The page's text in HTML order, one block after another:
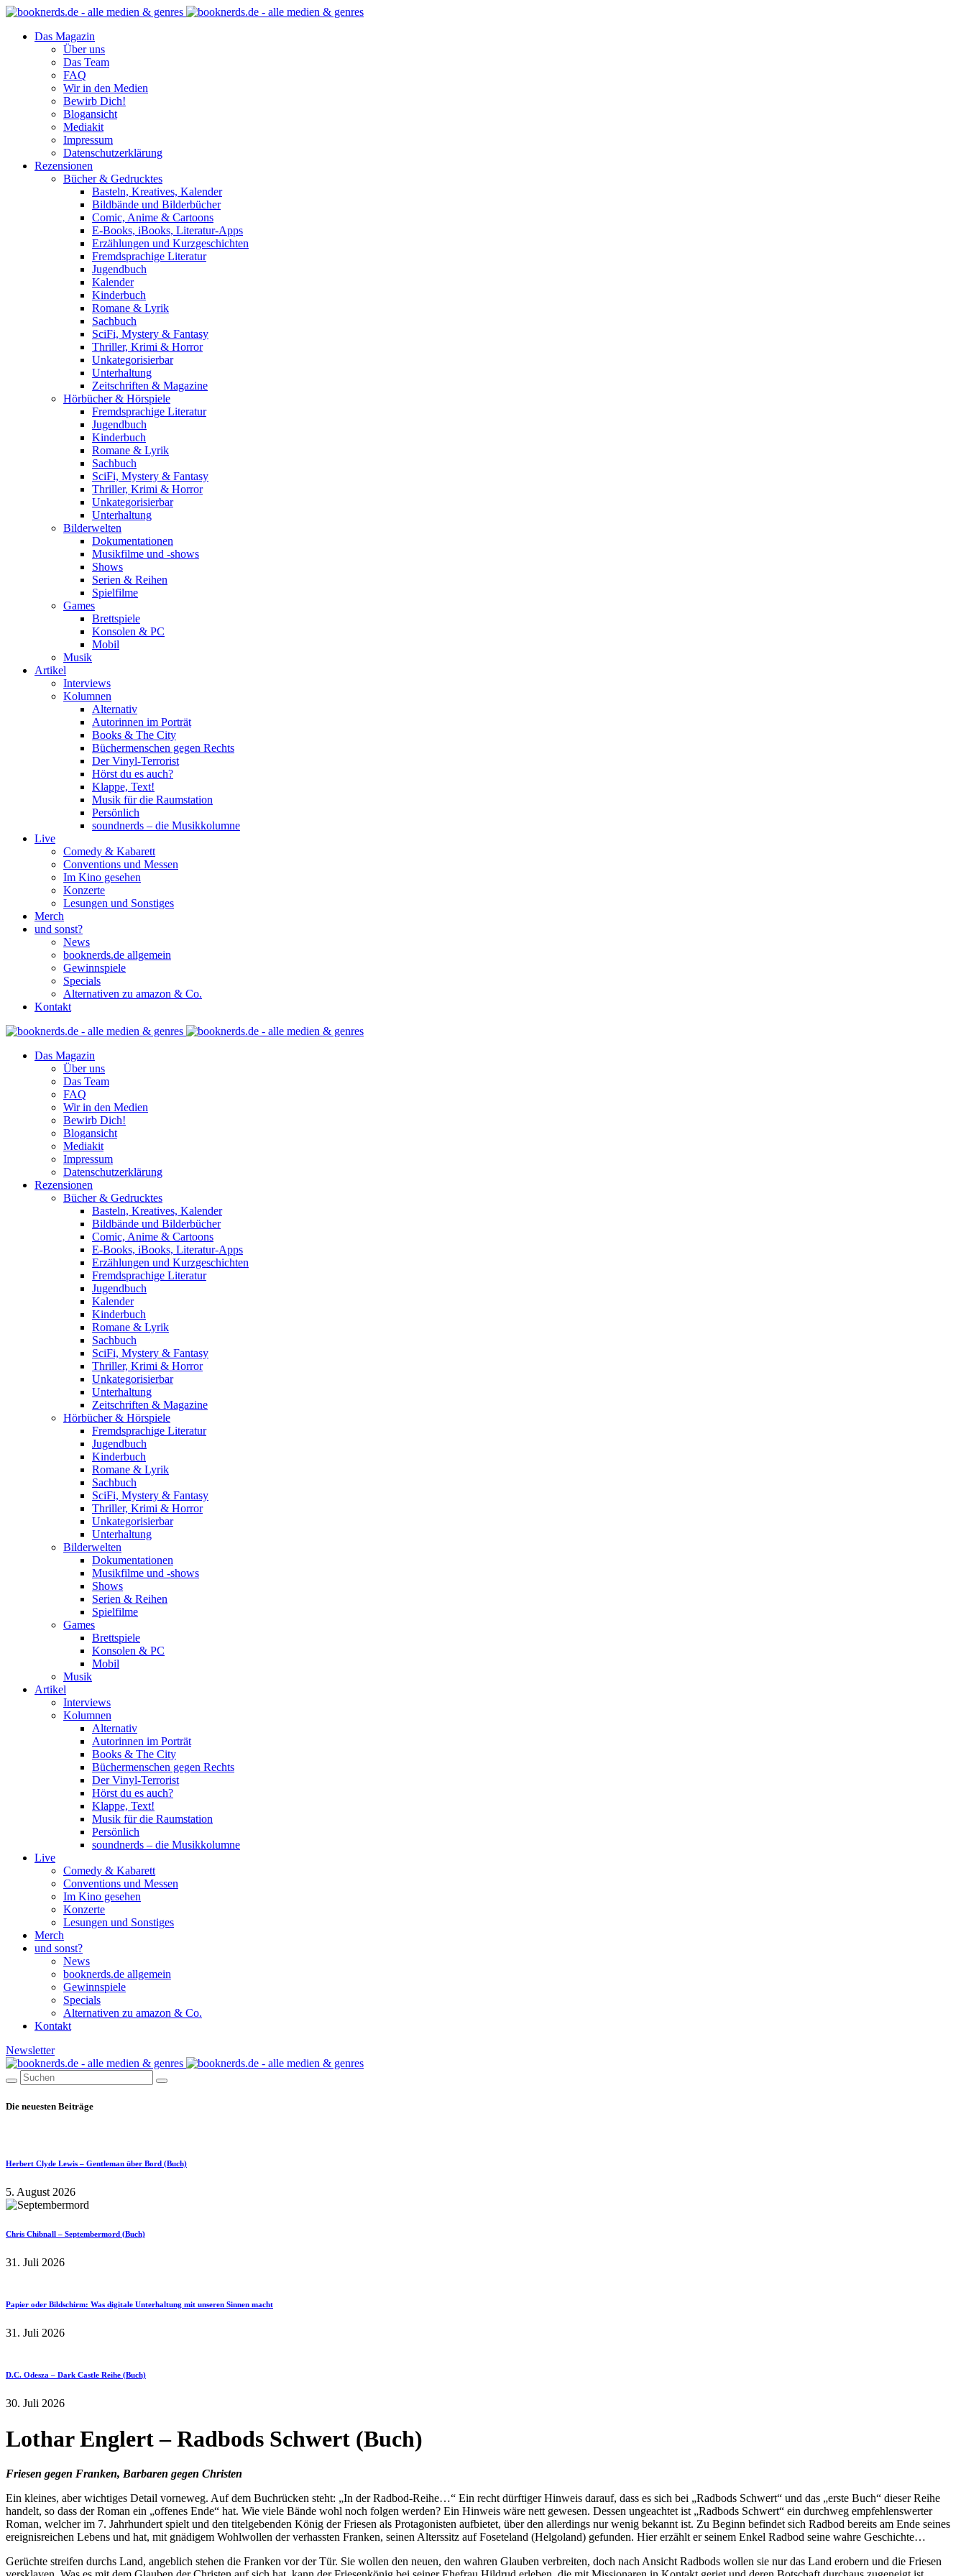
Das Magazin
Über uns
Das Team
FAQ
Wir in den Medien
Bewirb Dich!
Blogansicht
Mediakit
Impressum
Datenschutzerklärung
Rezensionen
Bücher & Gedrucktes
Basteln, Kreatives, Kalender
Bildbände und Bilderbücher
Comic, Anime & Cartoons
E-Books, iBooks, Literatur-Apps
Erzählungen und Kurzgeschichten
Fremdsprachige Literatur
Jugendbuch
Kalender
Kinderbuch
Romane & Lyrik
Sachbuch
SciFi, Mystery & Fantasy
Thriller, Krimi & Horror
Unkategorisierbar
Unterhaltung
Zeitschriften & Magazine
Hörbücher & Hörspiele
Fremdsprachige Literatur
Jugendbuch
Kinderbuch
Romane & Lyrik
Sachbuch
SciFi, Mystery & Fantasy
Thriller, Krimi & Horror
Unkategorisierbar
Unterhaltung
Bilderwelten
Dokumentationen
Musikfilme und -shows
Shows
Serien & Reihen
Spielfilme
Games
Brettspiele
Konsolen & PC
Mobil
Musik
Artikel
Interviews
Kolumnen
Alternativ
Autorinnen im Porträt
Books & The City
Büchermenschen gegen Rechts
Der Vinyl-Terrorist
Hörst du es auch?
Klappe, Text!
Musik für die Raumstation
Persönlich
soundnerds – die Musikkolumne
Live
Comedy & Kabarett
Conventions und Messen
Im Kino gesehen
Konzerte
Lesungen und Sonstiges
Merch
und sonst?
News
booknerds.de allgemein
Gewinnspiele
Specials
Alternativen zu amazon & Co.
Kontakt
Das Magazin
Über uns
Das Team
FAQ
Wir in den Medien
Bewirb Dich!
Blogansicht
Mediakit
Impressum
Datenschutzerklärung
Rezensionen
Bücher & Gedrucktes
Basteln, Kreatives, Kalender
Bildbände und Bilderbücher
Comic, Anime & Cartoons
E-Books, iBooks, Literatur-Apps
Erzählungen und Kurzgeschichten
Fremdsprachige Literatur
Jugendbuch
Kalender
Kinderbuch
Romane & Lyrik
Sachbuch
SciFi, Mystery & Fantasy
Thriller, Krimi & Horror
Unkategorisierbar
Unterhaltung
Zeitschriften & Magazine
Hörbücher & Hörspiele
Fremdsprachige Literatur
Jugendbuch
Kinderbuch
Romane & Lyrik
Sachbuch
SciFi, Mystery & Fantasy
Thriller, Krimi & Horror
Unkategorisierbar
Unterhaltung
Bilderwelten
Dokumentationen
Musikfilme und -shows
Shows
Serien & Reihen
Spielfilme
Games
Brettspiele
Konsolen & PC
Mobil
Musik
Artikel
Interviews
Kolumnen
Alternativ
Autorinnen im Porträt
Books & The City
Büchermenschen gegen Rechts
Der Vinyl-Terrorist
Hörst du es auch?
Klappe, Text!
Musik für die Raumstation
Persönlich
soundnerds – die Musikkolumne
Live
Comedy & Kabarett
Conventions und Messen
Im Kino gesehen
Konzerte
Lesungen und Sonstiges
Merch
und sonst?
News
booknerds.de allgemein
Gewinnspiele
Specials
Alternativen zu amazon & Co.
Kontakt
Newsletter
Die neuesten Beiträge
Herbert Clyde Lewis – Gentleman über Bord (Buch)
5. August 2026
Chris Chibnall – Septembermord (Buch)
31. Juli 2026
Papier oder Bildschirm: Was digitale Unterhaltung mit unseren Sinnen macht
31. Juli 2026
D.C. Odesza – Dark Castle Reihe (Buch)
30. Juli 2026
Lothar Englert – Radbods Schwert (Buch)
Friesen gegen Franken, Barbaren gegen Christen
Ein kleines, aber wichtiges Detail vorneweg. Auf dem Buchrücken steht: „In der Radbod-Reihe…“ Ein recht dürftiger Hinweis darauf, dass es sich bei „Radbods Schwert“ und das „erste Buch“ dieser Reihe
handelt, so dass der Roman ein „offenes Ende“ hat. Wie viele Bände wohl noch folgen werden? Ein Hinweis wäre nett gewesen. Dessen ungeachtet ist „Radbods Schwert“ ein durchweg empfehlenswerter
Roman, welcher im 7. Jahrhundert spielt und den titelgebenden König der Friesen als Protagonisten aufbietet, über den allerdings nur wenig bekannt ist. Zu Beginn befindet sich Radbod bereits am Ende seines
ereignisreichen Lebens und hat, mit gnädigem Wohlwollen der verhassten Franken, seinen Alterssitz auf Foseteland (Helgoland) gefunden. Hier erzählt er seinem Enkel Radbod seine wahre Geschichte…
Gerüchte streifen durchs Land, angeblich stehen die Franken vor der Tür. Sie wollen den neuen, den wahren Glauben verbreiten, doch nach Ansicht Radbods wollen sie nur das Land erobern und die Friesen